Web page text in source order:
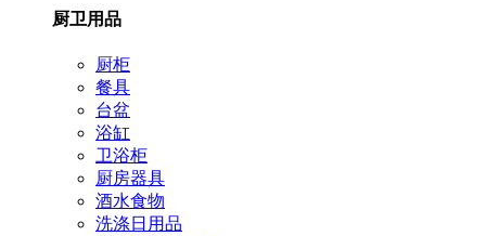
厨卫用品
厨柜
餐具
台盆
浴缸
卫浴柜
厨房器具
酒水食物
洗涤日用品